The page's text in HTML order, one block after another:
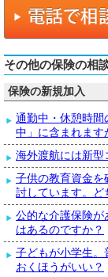
その他の保険の相
保険の新規加入
通勤中・休憩時間
中」に含まれます
海外渡航には新型
子供の教育資金を
討しています。ど
公的な介護保険が
はあるのですか？
子どもが小学生。
おくほうがいい？